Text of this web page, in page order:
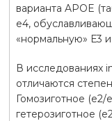
варианта APOE
е4,
«нормальную» Е3
В исследованиях
отличаются
Гомозиготное (е2/
гетерозиготное